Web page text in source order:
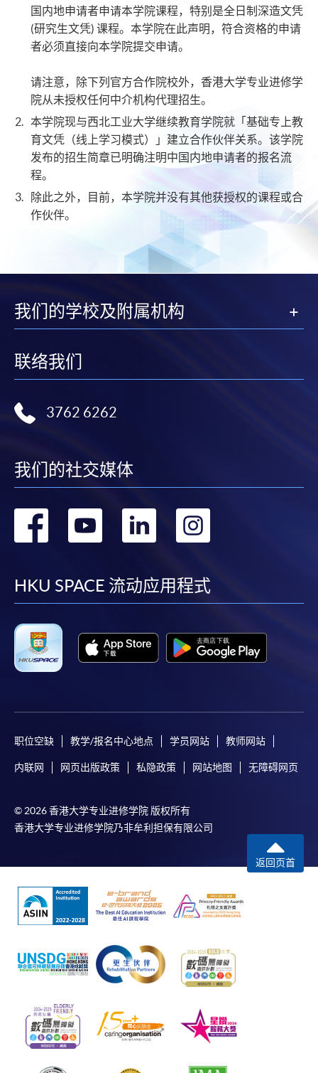
国内地申请者申请本学院课程，特别是全日制深造文凭
(研究生文凭) 课程。本学院在此声明，符合资格的申请
者必须直接向本学院提交申请。
请注意，除下列官方合作院校外，香港大学专业进修学
院从未授权任何中介机构代理招生。
本学院现与西北工业大学继续教育学院就「基础专上教
育文凭（线上学习模式）」建立合作伙伴关系。该学院
发布的招生简章已明确注明中国内地申请者的报名流
程。
除此之外，目前，本学院并没有其他获授权的课程或合
作伙伴。
我们的学校及附属机构
联络我们
3762 6262
我们的社交媒体
转
facebook
转
youtube
转
linkedin
转
HKU SPACE 流动应用程式
职位空缺 教学/报名中心地点 学员网站 教师网站
内联网 网页出版政策 私隐政策 网站地图 无障碍网页
© 2026 香港大学专业进修学院 版权所有
香港大学专业进修学院乃非牟利担保有限公司
返回页首